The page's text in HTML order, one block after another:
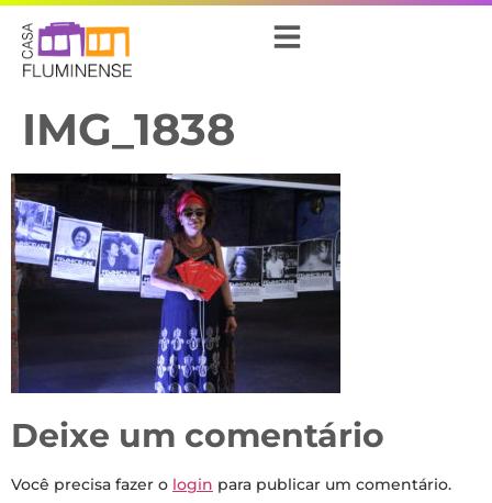
IMG_1838
Deixe um comentário
Você precisa fazer o login para publicar um comentário.